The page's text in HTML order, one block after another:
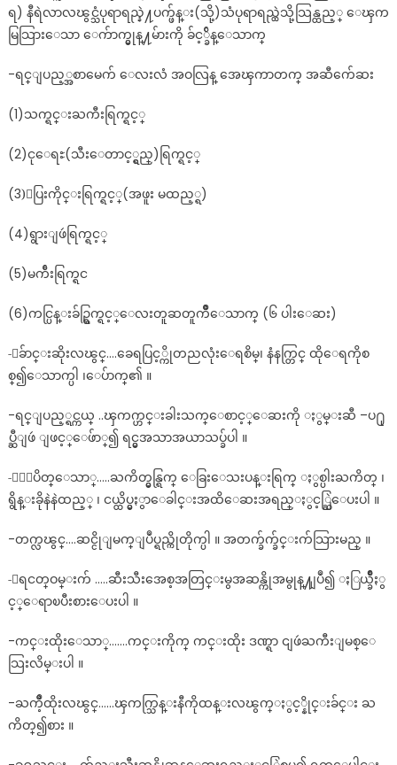
ရ) နီရဲလာလၽွင္သံပုရာရည္နဲ႔ပက္ဖ်န္း(သို့)သံပုရာရည္ထဲသို့သြန္ထည့္ ေၾက
မြသြားေသာ ေက်ာက္မွုန္႔မ်ားကို ခ်င့္ခ်ိန္ေသာက္
-ရင္ျပည့္အစာမေက် ေလးလံ အဝလြန္ အေၾကာတက္ အဆီက်ေဆး
(1)သက္ရင္းႀကီးရြက္ရင့္
(2)ငုေရႊ(သီးေတာင့္ရွည္)ရြက္ရင့္
(3)ေပြးကိုင္းရြက္ရင့္(အဖူး မထည့္ရ)
(4)ရွားျဖဴရြက္ရင့္
(5)မက်ီးရြက္ရင
(6)ကင္ပြန္းခ်ဥ္ရြက္ရင့္ေလးတူဆတူက်ိဳေသာက္ (၆ ပါးေဆး)
-ေခ်ာင္းဆိုးလၽွင္….ခေရပြင့္ကိုတညလုံးေရစိမ္၊ နံနက္တြင္ ထိုေရကိုစ
စ္၍ေသာက္ပါ ၊ေပ်ာက္၏ ။
-ရင္ျပည့္ရင္ကယ္ ..ၾကက္ဟင္းခါးသက္ေစာင့္ေဆးကို ႏွမ္းဆီ –ပ႐ု
ပ္ဆီျဖဴ ျဖင့္ေဖ်ာ္၍ ရင္မွအသာအယာသပ္ခ်ပါ ။
-ႏွာပိတ္ေသာ္…..ႀကိတ္မွန္ရြက္ ေခြးေသးပန္းရြက္ ႏွစ္ပါးႀကိတ္ ၊
ရွိန္းခိုနဲနဲထည့္ ၊ ငယ္ထိပ္မွႏွာေခါင္းအထိေဆးအရည္ႏွင့္ဆြဲေပးပါ ။
-တက္လၽွင္….ဆင္ငိုျမက္ျပဳပ္ရည္ကိုတိုက္ပါ ။ အတက္ခ်က္ခ်င္းက်သြားမည္ ။
-ေရငတ္ဝမ္းက် …..ဆီးသီးအေစ့အတြင္းမွအဆန္ကိုအမွုန္႔ျပဳ၍ ႏြယ္ခ်ိဳႏွ
င့္ေရာၿပီးစားေပးပါ ။
-ကင္းထိုးေသာ္…….ကင္းကိုက္ ကင္းထိုး ဒဏ္ရာ ငျဖဴႀကီးျမစ္ေ
သြးလိမ္းပါ ။
-ႀကိဳ့ထိုးလၽွင္……ၾကက္သြန္းနီကိုထန္းလၽွက္ႏွင့္နိုင္းခ်င္း ႀ
ကိတ္၍စား ။